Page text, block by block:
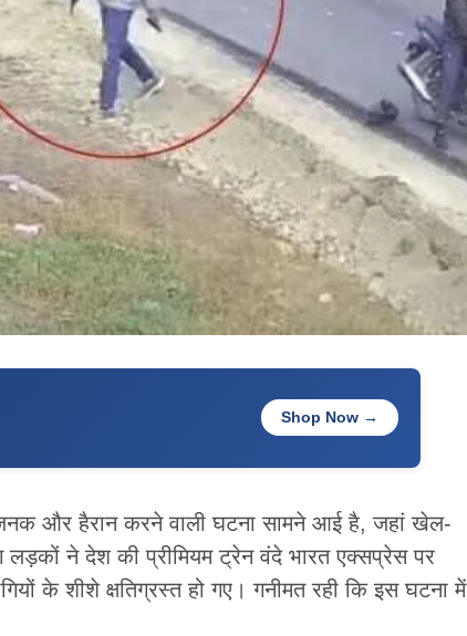
Shop Now →
और हैरान करने वाली घटना सामने आई है, जहां खेल-
ने देश की प्रीमियम ट्रेन वंदे भारत एक्सप्रेस पर
के शीशे क्षतिग्रस्त हो गए। गनीमत रही कि इस घटना में